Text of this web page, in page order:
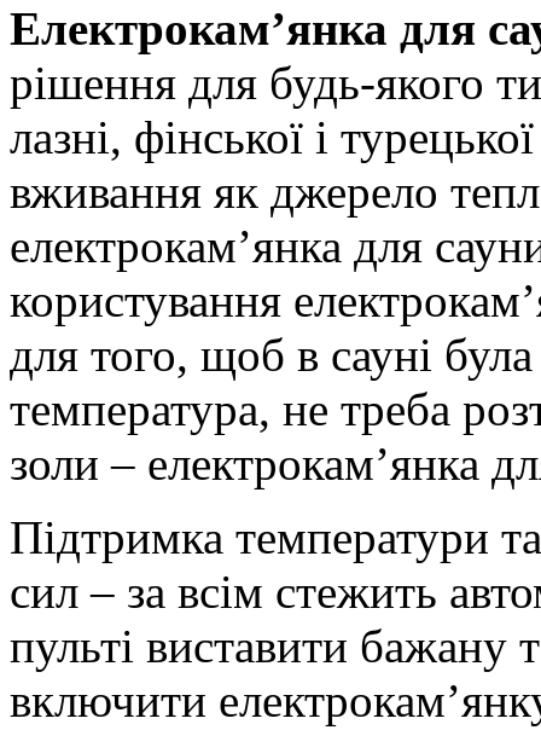
Електрокам’янка для
рішення для будь-якого
лазні, фінської і
вживання як джерело
електрокам’янка для
користування
для того, щоб в сауні
температура, не треба
золи – електрокам’янка
Підтримка температури
сил – за всім стежить
пульті виставити бажану
включити